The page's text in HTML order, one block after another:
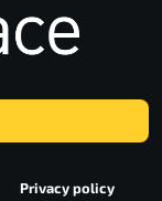
Privacy policy